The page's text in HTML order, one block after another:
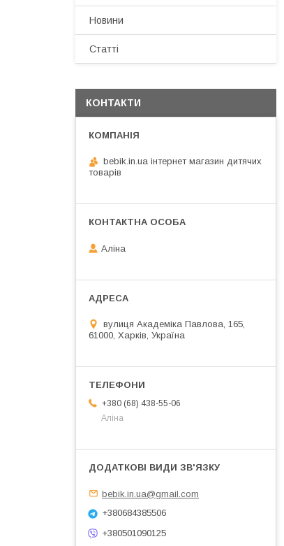
Новини
Статті
КОНТАКТИ
bebik.in.ua інтернет магазин дитячих
товарів
Аліна
вулиця Академіка Павлова, 165,
61000, Харків, Україна
+380 (68) 438-55-06
Аліна
bebik.in.ua@gmail.com
+380684385506
+380501090125